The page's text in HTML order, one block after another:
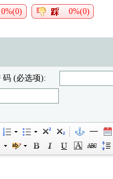
0%(0) 0%(0)
码 (必选项):